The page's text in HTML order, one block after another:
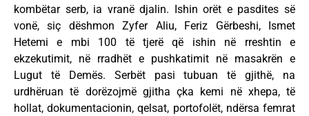
kombëtar serb, ia vranë djalin. Ishin orët e pasdites së
vonë, siç dëshmon Zyfer Aliu, Feriz Gërbeshi, Ismet
Hetemi e mbi 100 të tjerë që ishin në rreshtin e
ekzekutimit, në rradhët e pushkatimit në masakrën e
Lugut të Demës. Serbët pasi tubuan të gjithë, na
urdhëruan të dorëzojmë gjitha çka kemi në xhepa, të
hollat, dokumentacionin, qelsat, portofolët, ndërsa femrat